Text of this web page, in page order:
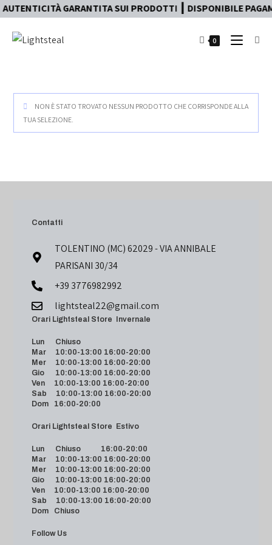
GARANTITA SUI PRODOTTI ┃ DISPONIBILE
0
NON È STATO TROVATO NESSUN PRODOTTO CHE CORRISPONDE ALLA
TUA SELEZIONE.
Contatti
TOLENTINO (MC) 62029 - VIA ANNIBALE
PARISANI 30/34
+39 3776982992
lightsteal22@gmail.com
Orari Lightsteal Store Invernale
Lun Chiuso
Mar 10:00-13:00 16:00-20:00
Mer 10:00-13:00 16:00-20:00
Gio 10:00-13:00 16:00-20:00
Ven 10:00-13:00 16:00-20:00
Sab 10:00-13:00 16:00-20:00
Dom 16:00-20:00
Orari Lightsteal Store Estivo
Lun Chiuso 16:00-20:00
Mar 10:00-13:00 16:00-20:00
Mer 10:00-13:00 16:00-20:00
Gio 10:00-13:00 16:00-20:00
Ven 10:00-13:00 16:00-20:00
Sab 10:00-13:00 16:00-20:00
Dom Chiuso
Follow Us